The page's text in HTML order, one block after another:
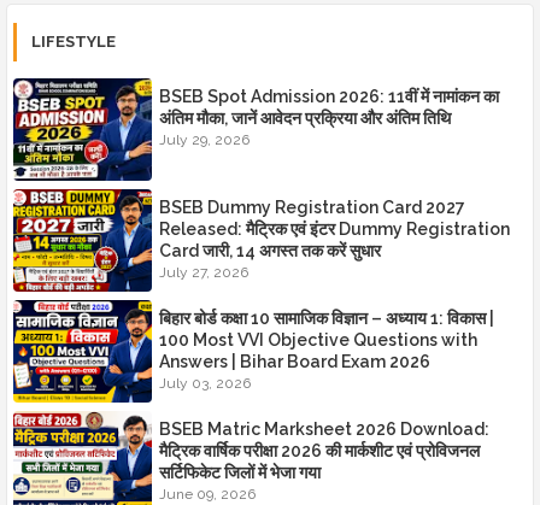
LIFESTYLE
BSEB Spot Admission 2026: 11वीं में नामांकन का
अंतिम मौका, जानें आवेदन प्रक्रिया और अंतिम तिथि
July 29, 2026
BSEB Dummy Registration Card 2027
Released: मैट्रिक एवं इंटर Dummy Registration
Card जारी, 14 अगस्त तक करें सुधार
July 27, 2026
बिहार बोर्ड कक्षा 10 सामाजिक विज्ञान – अध्याय 1: विकास |
100 Most VVI Objective Questions with
Answers | Bihar Board Exam 2026
July 03, 2026
BSEB Matric Marksheet 2026 Download:
मैट्रिक वार्षिक परीक्षा 2026 की मार्कशीट एवं प्रोविजनल
सर्टिफिकेट जिलों में भेजा गया
June 09, 2026